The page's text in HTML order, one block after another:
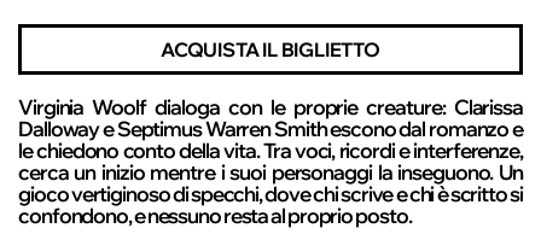
ACQUISTA IL BIGLIETTO
Virginia Woolf dialoga con le proprie creature: Clarissa
Dalloway e Septimus Warren Smith escono dal romanzo e
le chiedono conto della vita. Tra voci, ricordi e interferenze,
cerca un inizio mentre i suoi personaggi la inseguono. Un
gioco vertiginoso di specchi, dove chi scrive e chi è scritto si
confondono, e nessuno resta al proprio posto.